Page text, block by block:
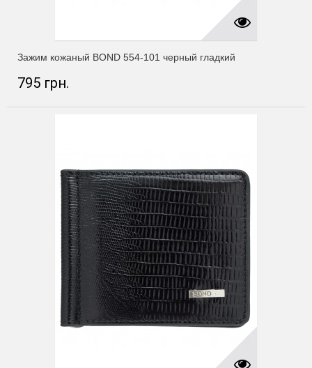
Зажим кожаный BOND 554-101 черный гладкий
795 грн.